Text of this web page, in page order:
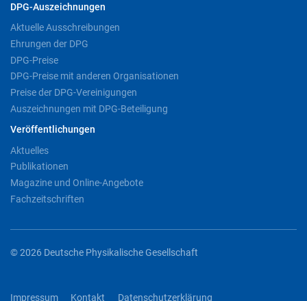
DPG-Auszeichnungen
Aktuelle Ausschreibungen
Ehrungen der DPG
DPG-Preise
DPG-Preise mit anderen Organisationen
Preise der DPG-Vereinigungen
Auszeichnungen mit DPG-Beteiligung
Veröffentlichungen
Aktuelles
Publikationen
Magazine und Online-Angebote
Fachzeitschriften
© 2026 Deutsche Physikalische Gesellschaft
Impressum Kontakt Datenschutzerklärung